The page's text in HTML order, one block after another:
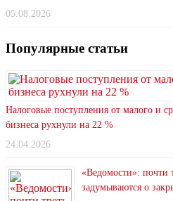
05.08.2026
Популярные статьи
Налоговые поступления от малого и
бизнеса рухнули на 22 %
24.04.2026
«Ведомости»: почти
задумываются о